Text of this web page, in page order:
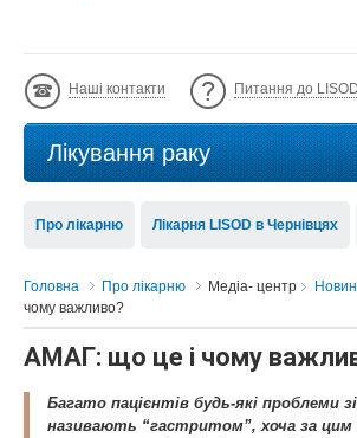
Наші контакти Питання до LISOD
Лікування раку
Про лікарню Лікарня LISOD в Чернівцях
Головна Про лікарню Медіа- центр
чому важливо?
АМАГ: що це і чому
Багато пацієнтів будь-які проблеми
називають “гастритом”, хоча за